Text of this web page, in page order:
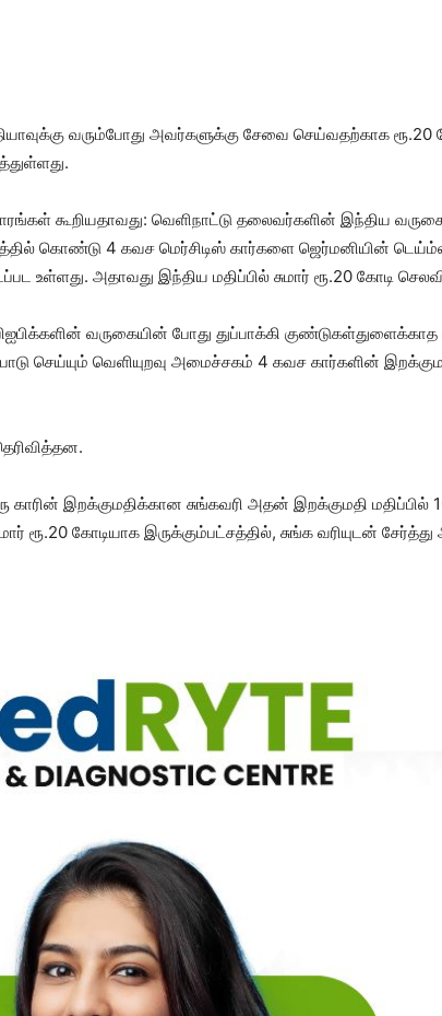
வரும்போது அவர்களுக்கு சேவை செய்வதற்காக ரூ.20
கூறியதாவது: வெளிநாட்டு தலைவர்களின் இந்திய
கொண்டு 4 கவச மெர்சிடிஸ் கார்களை ஜெர்மனியின்
உள்ளது. அதாவது இந்திய மதிப்பில் சுமார் ரூ.20 கோடி
வருகையின் போது துப்பாக்கி
செய்யும் வெளியுறவு அமைச்சகம் 4 கவச கார்களின்
காரின் இறக்குமதிக்கான சுங்கவரி அதன் இறக்குமதி
ரூ.20 கோடியாக இருக்கும்பட்சத்தில், சுங்க வரியுடன்